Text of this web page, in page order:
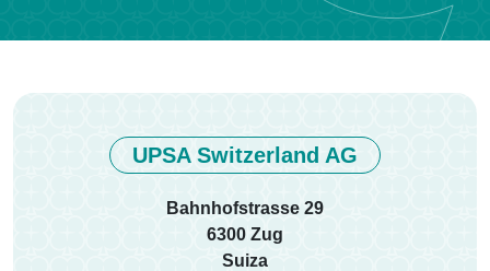
UPSA Switzerland AG
Bahnhofstrasse 29
6300 Zug
Suiza